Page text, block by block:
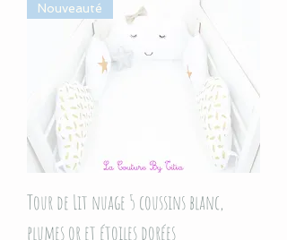
Nouveauté
Tour de Lit nuage 5 coussins blanc,
plumes or et étoiles dorées